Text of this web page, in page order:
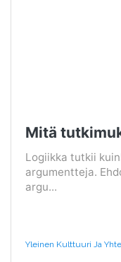
Mitä
Logiikka tutkii
argumentteja.
argu...
Yleinen Kulttuuri Ja